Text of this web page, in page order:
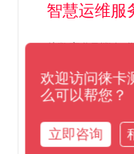
智慧运维服
从数字化到数智
孪生世界，通过
数据实时回传、
警等应急管理工
欢迎访问徕卡
么可以帮您？
立即咨询